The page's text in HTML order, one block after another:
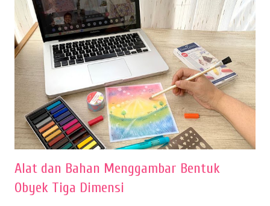
Alat dan Bahan Menggambar Bentuk
Obyek Tiga Dimensi